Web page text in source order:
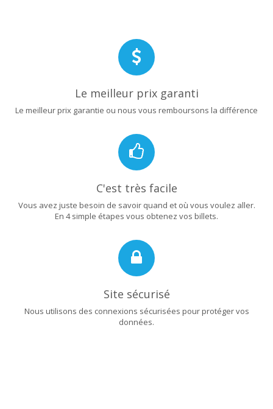
Le meilleur prix garanti
Le meilleur prix garantie ou nous vous remboursons la différence
C'est très facile
Vous avez juste besoin de savoir quand et où vous voulez aller.
En 4 simple étapes vous obtenez vos billets.
Site sécurisé
Nous utilisons des connexions sécurisées pour protéger vos
données.